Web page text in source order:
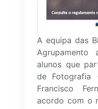
A equipa das
alunos que
de Fotografia
Francisco
acordo com o